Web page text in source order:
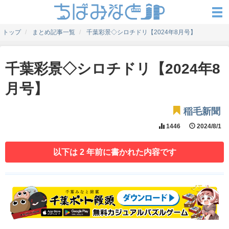
トップ まとめ記事一覧 千葉彩景◇シロチドリ【2024年8月号】
千葉彩景◇シロチドリ【2024年8
月号】
稲毛新聞
1446 2024/8/1
以下は 2 年前に書かれた内容です